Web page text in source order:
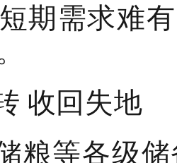
期需求难
收回失地
粮等各级